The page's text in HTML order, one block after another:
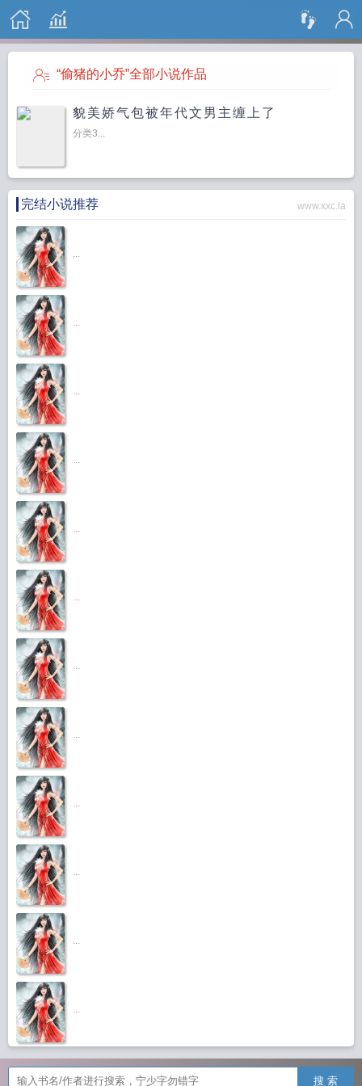
搜 索
“偷猪的小乔”全部小说作品
貌美娇气包被年代文男主缠上了
分类3...
完结小说推荐 www.xxc.la
...
...
...
...
...
...
...
...
...
...
...
...
搜 索